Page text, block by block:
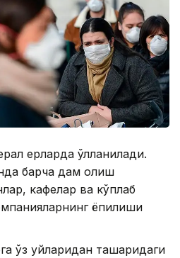
ерларда қўлланилади.
барча дам олиш
кафелар ва кўплаб
ёпилиши
ўз уйларидан ташқаридаги